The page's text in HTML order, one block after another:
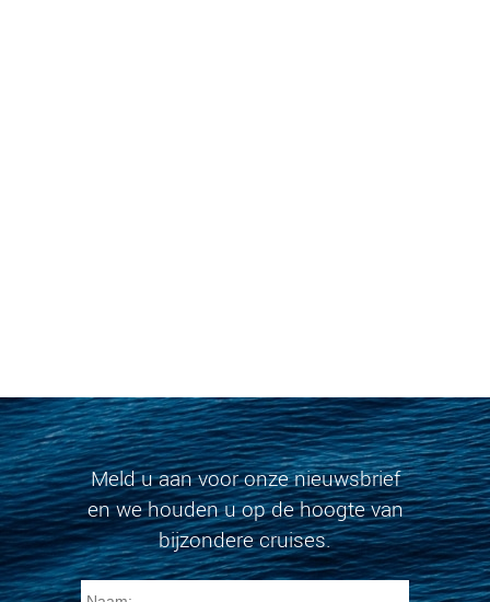
Meld u aan voor onze nieuwsbrief
en we houden u op de hoogte van
bijzondere cruises.